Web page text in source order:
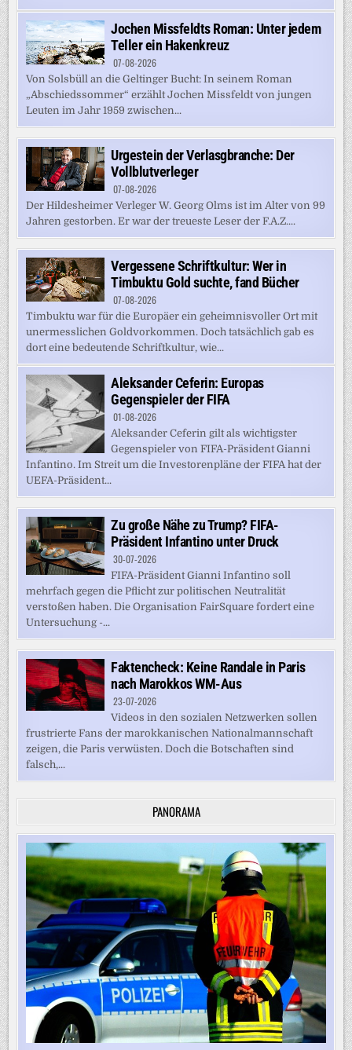
Jochen Missfeldts Roman: Unter jedem
Teller ein Hakenkreuz
07-08-2026
Von Solsbüll an die Geltinger Bucht: In seinem Roman
„Abschiedssommer“ erzählt Jochen Missfeldt von jungen
Leuten im Jahr 1959 zwischen...
Urgestein der Verlasgbranche: Der
Vollblutverleger
07-08-2026
Der Hildesheimer Verleger W. Georg Olms ist im Alter von 99
Jahren gestorben. Er war der treueste Leser der F.A.Z....
Vergessene Schriftkultur: Wer in
Timbuktu Gold suchte, fand Bücher
07-08-2026
Timbuktu war für die Europäer ein geheimnisvoller Ort mit
unermesslichen Goldvorkommen. Doch tatsächlich gab es
dort eine bedeutende Schriftkultur, wie...
Aleksander Ceferin: Europas
Gegenspieler der FIFA
01-08-2026
Aleksander Ceferin gilt als wichtigster
Gegenspieler von FIFA-Präsident Gianni
Infantino. Im Streit um die Investorenpläne der FIFA hat der
UEFA-Präsident...
Zu große Nähe zu Trump? FIFA-
Präsident Infantino unter Druck
30-07-2026
FIFA-Präsident Gianni Infantino soll
mehrfach gegen die Pflicht zur politischen Neutralität
verstoßen haben. Die Organisation FairSquare fordert eine
Untersuchung -...
Faktencheck: Keine Randale in Paris
nach Marokkos WM-Aus
23-07-2026
Videos in den sozialen Netzwerken sollen
frustrierte Fans der marokkanischen Nationalmannschaft
zeigen, die Paris verwüsten. Doch die Botschaften sind
falsch,...
PANORAMA